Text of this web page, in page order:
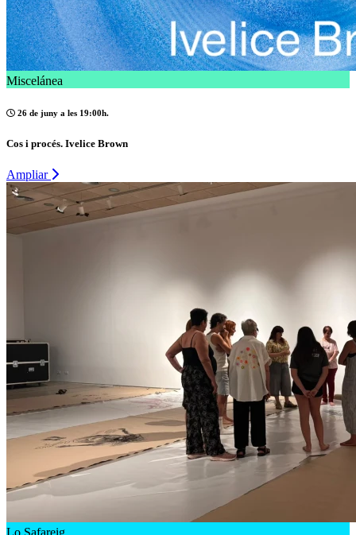
Miscelánea
26 de juny a les 19:00h.
Cos i procés. Ivelice Brown
Ampliar